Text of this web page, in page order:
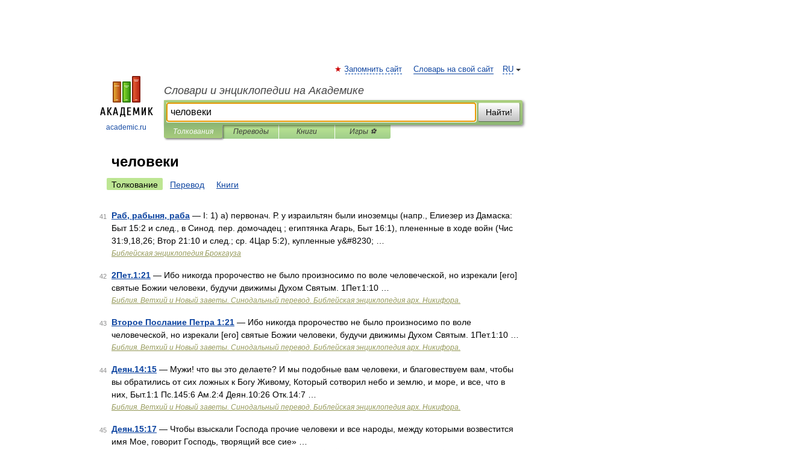
academic.ru
RU
Запомнить сайт Словарь на свой сайт
Словари и энциклопедии на Академике
Найти!
Толкования Переводы Книги Игры ⚽
человеки
Толкование Перевод Книги
41 Раб, рабыня, раба — I: 1) а) первонач. Р. у израильтян были иноземцы (напр., Елиезер из Дамаска:
Быт 15:2 и след., в Синод. пер. домочадец ; египтянка Агарь, Быт 16:1), плененные в ходе войн (Чис
31:9,18,26; Втор 21:10 и след.; ср. 4Цар 5:2), купленные у&#8230; …
Библейская энциклопедия Брокгауза
42 2Пет.1:21 — Ибо никогда пророчество не было произносимо по воле человеческой, но изрекали [его]
святые Божии человеки, будучи движимы Духом Святым. 1Пет.1:10 …
Библия. Ветхий и Новый заветы. Синодальный перевод. Библейская энциклопедия арх. Никифора.
43 Второе Послание Петра 1:21 — Ибо никогда пророчество не было произносимо по воле
человеческой, но изрекали [его] святые Божии человеки, будучи движимы Духом Святым. 1Пет.1:10 …
Библия. Ветхий и Новый заветы. Синодальный перевод. Библейская энциклопедия арх. Никифора.
44 Деян.14:15 — Мужи! что вы это делаете? И мы подобные вам человеки, и благовествуем вам, чтобы
вы обратились от сих ложных к Богу Живому, Который сотворил небо и землю, и море, и все, что в
них, Быт.1:1 Пс.145:6 Ам.2:4 Деян.10:26 Отк.14:7 …
Библия. Ветхий и Новый заветы. Синодальный перевод. Библейская энциклопедия арх. Никифора.
45 Деян.15:17 — Чтобы взыскали Господа прочие человеки и все народы, между которыми возвестится
имя Мое, говорит Господь, творящий все сие» …